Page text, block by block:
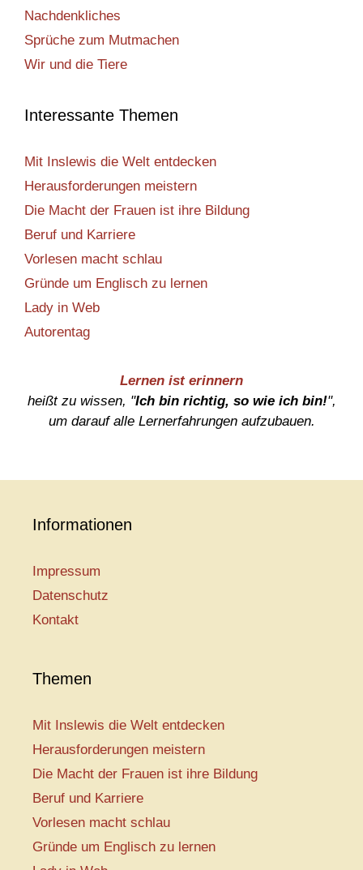
Nachdenkliches
Sprüche zum Mutmachen
Wir und die Tiere
Interessante Themen
Mit Inslewis die Welt entdecken
Herausforderungen meistern
Die Macht der Frauen ist ihre Bildung
Beruf und Karriere
Vorlesen macht schlau
Gründe um Englisch zu lernen
Lady in Web
Autorentag
Lernen ist erinnern
heißt zu wissen, "Ich bin richtig, so wie ich bin!",
um darauf alle Lernerfahrungen aufzubauen.
Informationen
Impressum
Datenschutz
Kontakt
Themen
Mit Inslewis die Welt entdecken
Herausforderungen meistern
Die Macht der Frauen ist ihre Bildung
Beruf und Karriere
Vorlesen macht schlau
Gründe um Englisch zu lernen